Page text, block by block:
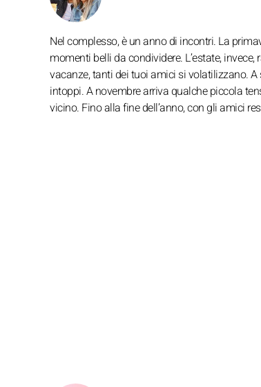
Nel complesso, è un anno di incontri. La
momenti belli da condividere. L’estate,
vacanze, tanti dei tuoi amici si volatilizzano.
intoppi. A novembre arriva qualche piccola
vicino. Fino alla fine dell’anno, con gli amici